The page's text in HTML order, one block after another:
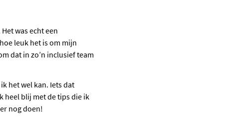
was echt een
leuk het is om mijn
dat in zo’n inclusief team
het wel kan. Iets dat
heel blij met de tips die ik
nog doen!